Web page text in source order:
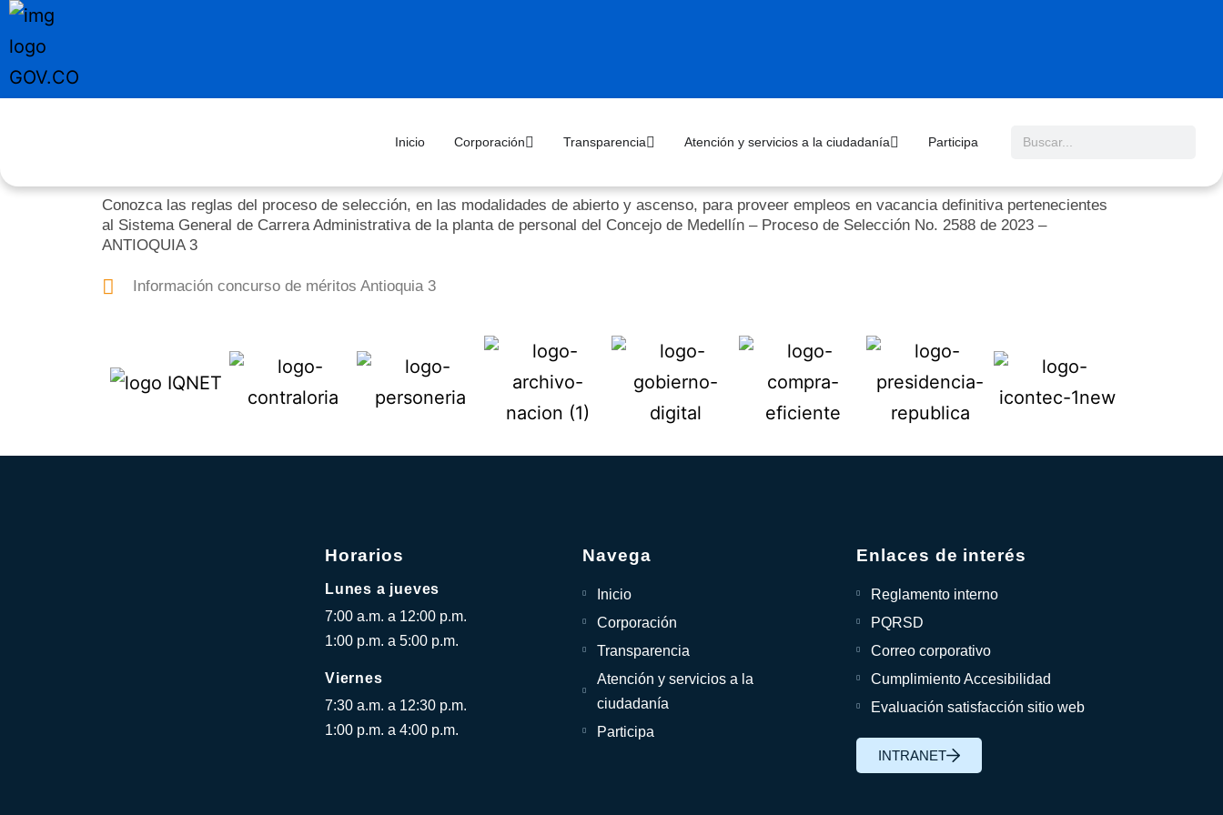
Inicio Corporación Transparencia Atención y servicios a la ciudadanía Participa
Conozca las reglas del proceso de selección, en las modalidades de abierto y ascenso, para proveer empleos en vacancia definitiva pertenecientes
al Sistema General de Carrera Administrativa de la planta de personal del Concejo de Medellín – Proceso de Selección No. 2588 de 2023 –
ANTIOQUIA 3
Información concurso de méritos Antioquia 3
Horarios
Lunes a jueves
7:00 a.m. a 12:00 p.m.
1:00 p.m. a 5:00 p.m.
Viernes
7:30 a.m. a 12:30 p.m.
1:00 p.m. a 4:00 p.m.
Navega
Inicio
Corporación
Transparencia
Atención y servicios a la
ciudadanía
Participa
Enlaces de interés
Reglamento interno
PQRSD
Correo corporativo
Cumplimiento Accesibilidad
Evaluación satisfacción sitio web
INTRANET